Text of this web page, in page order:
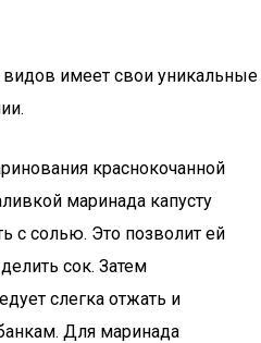
имеет свои уникальные
краснокочанной
маринада капусту
с солью. Это позволит ей
сок. Затем
слегка отжать и
Для маринада